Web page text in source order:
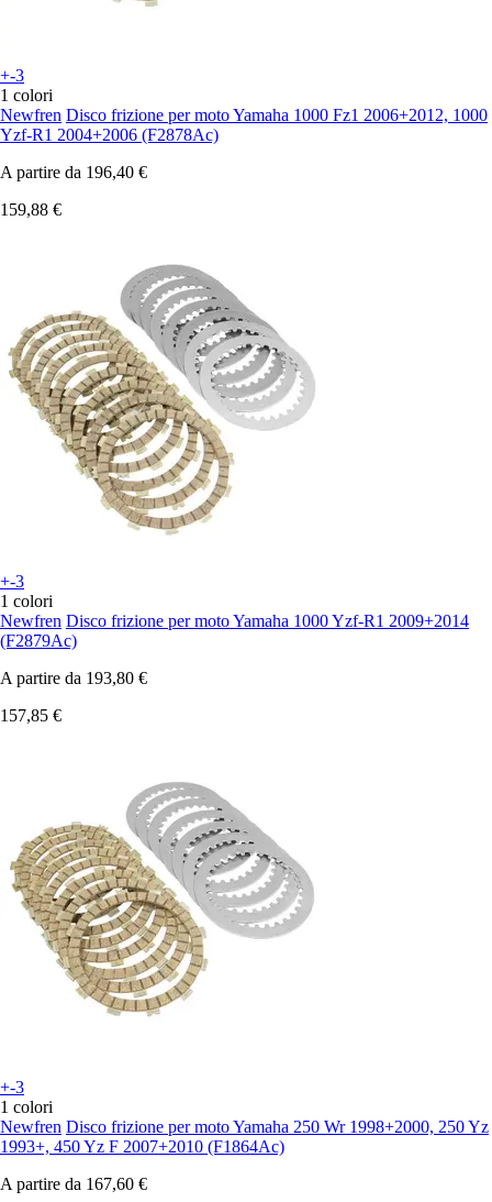
+-3
1 colori
Newfren Disco frizione per moto Yamaha 1000 Fz1 2006+2012, 1000
Yzf-R1 2004+2006 (F2878Ac)
A partire da 196,40 €
159,88 €
+-3
1 colori
Newfren Disco frizione per moto Yamaha 1000 Yzf-R1 2009+2014
(F2879Ac)
A partire da 193,80 €
157,85 €
+-3
1 colori
Newfren Disco frizione per moto Yamaha 250 Wr 1998+2000, 250 Yz
1993+, 450 Yz F 2007+2010 (F1864Ac)
A partire da 167,60 €